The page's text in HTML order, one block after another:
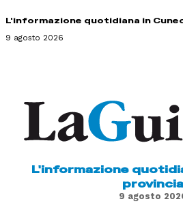
L'informazione quotidiana in
9 agosto 2026
L'informazione
provincia
9 agosto